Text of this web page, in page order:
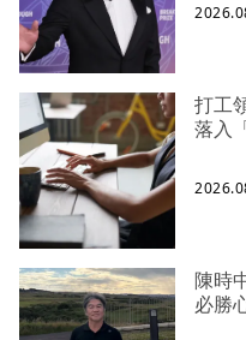
打工
落入
陳時
必勝